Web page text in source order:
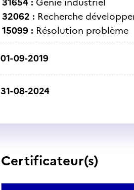
32062 : Recherche
15099 : Résolution problème
01-09-2019
31-08-2024
Certificateur(s)